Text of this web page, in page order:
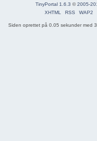
TinyPortal 1.6.3 ©2005-
XHTML
RSS WAP2
Siden oprettet på 0.05 sekunder med